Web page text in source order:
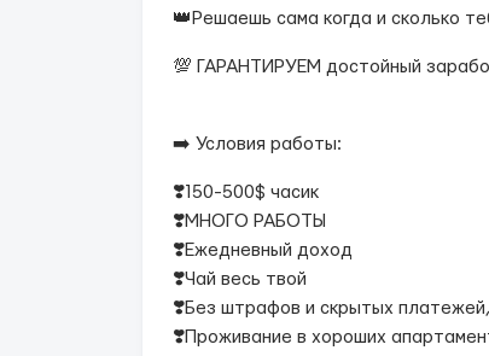
👑Решаешь сама когда и сколько
💯 ГАРАНТИРУЕМ достойный
➡️ Условия работы:
❣️150-500$ часик
❣️МНОГО РАБОТЫ
❣️Ежедневный доход
❣️Чай весь твой
❣️Без штрафов и скрытых
❣️Проживание в хороших